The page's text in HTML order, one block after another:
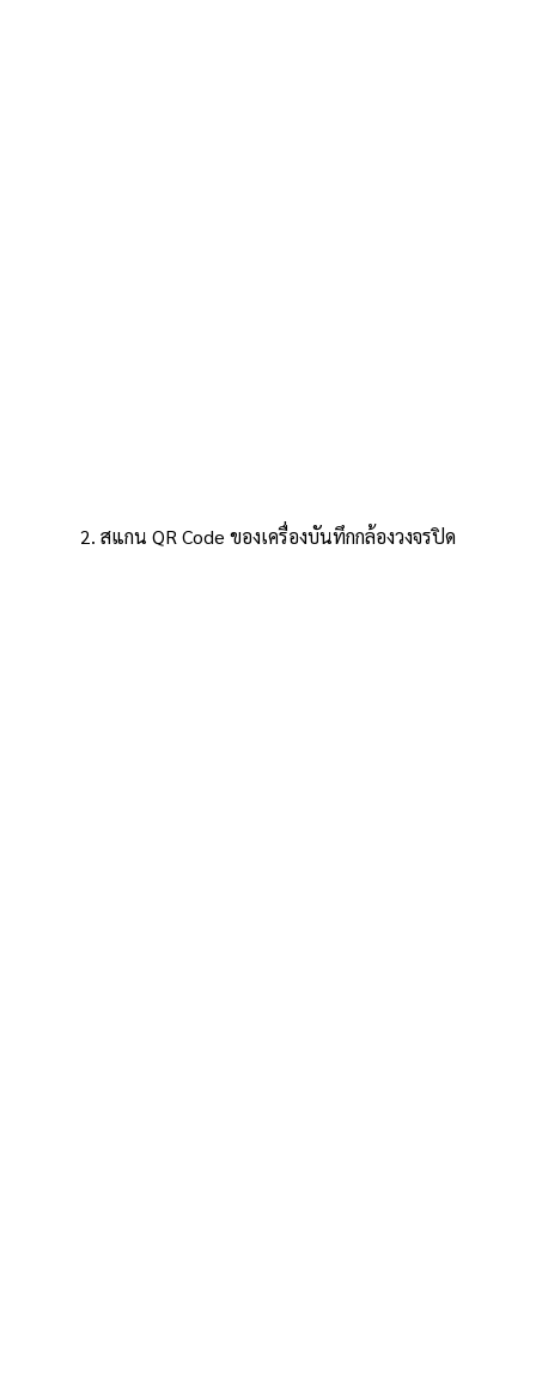
2. สแกน QR Code ของเครื่องบันทึกกล้องวงจรปิด